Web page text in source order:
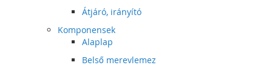
Átjáró, irányító
Komponensek
Alaplap
Belső merevlemez